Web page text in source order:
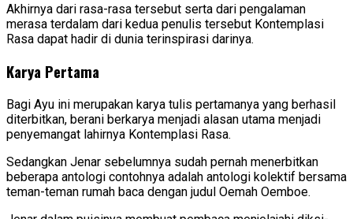
Akhirnya dari rasa-rasa tersebut serta dari pengalaman
merasa terdalam dari kedua penulis tersebut Kontemplasi
Rasa dapat hadir di dunia terinspirasi darinya.
Karya Pertama
Bagi Ayu ini merupakan karya tulis pertamanya yang berhasil
diterbitkan, berani berkarya menjadi alasan utama menjadi
penyemangat lahirnya Kontemplasi Rasa.
Sedangkan Jenar sebelumnya sudah pernah menerbitkan
beberapa antologi contohnya adalah antologi kolektif bersama
teman-teman rumah baca dengan judul Oemah Oemboe.